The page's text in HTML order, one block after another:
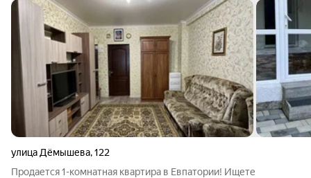
улица Дёмышева,122
Продается 1-комнатная квартира в Евпатории! Ищете